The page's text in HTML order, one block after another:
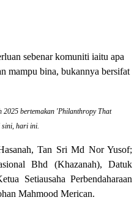
sebenar komuniti iaitu apa
mampu bina, bukannya bersifat
2025 bertemakan 'Philanthropy That
sini, hari ini.
Tan Sri Md Nor Yusof;
Bhd (Khazanah), Datuk
Setiausaha Perbendaharaan
Mahmood Merican.